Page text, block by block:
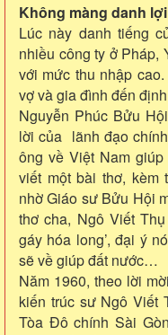
Không màng danh lợi
Lúc này danh tiếng
nhiều công ty ở Pháp,
với mức thu nhập
vợ và gia đình đến
Nguyễn Phúc Bửu
lời của lãnh đạo
ông về Việt Nam
viết một bài thơ, kèm
nhờ Giáo sư Bửu Hội
thơ cha, Ngô Viết
gáy hóa long’, đại ý
sẽ về giúp đất nước…
Năm 1960, theo lời
kiến trúc sư Ngô Viết
Tòa Đô chính Sài